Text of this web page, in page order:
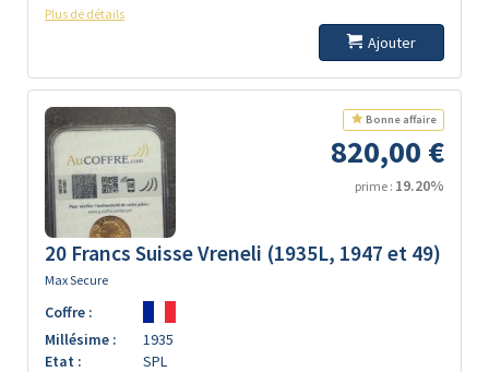
Plus de détails
Ajouter
Bonne affaire
820,00 €
prime : 19.20%
20 Francs Suisse Vreneli (1935L, 1947 et 49)
Max Secure
Coffre :
Millésime :
1935
Etat :
SPL